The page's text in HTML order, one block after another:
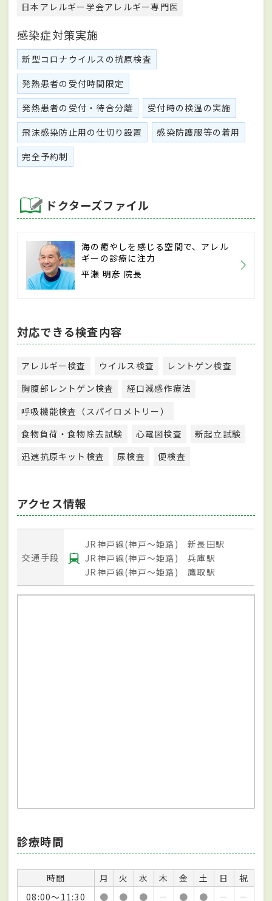
日本アレルギー学会アレルギー専門医
感染症対策実施
新型コロナウイルスの抗原検査
発熱患者の受付時間限定
発熱患者の受付・待合分離 受付時の検温の実施
飛沫感染防止用の仕切り設置 感染防護服等の着用
完全予約制
ドクターズファイル
海の癒やしを感じる空間で、アレル
ギーの診療に注力
平瀬 明彦 院長
対応できる検査内容
アレルギー検査 ウイルス検査
レントゲン検査
胸腹部レントゲン検査
経口減感作療法
呼吸機能検査（スパイロメトリー）
食物負荷・食物除去試験
心電図検査
新起立試験
迅速抗原キット検査
尿検査 便検査
アクセス情報
交通手段
JR神戸線(神戸～姫路) 新長田駅
JR神戸線(神戸～姫路) 兵庫駅
JR神戸線(神戸～姫路) 鷹取駅
診療時間
時間 月 火 水 木 金 土 日
祝
08:00～11:30
● ● ● － ● ● － －